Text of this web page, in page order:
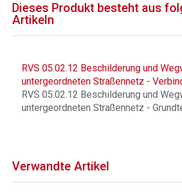
Dieses Produkt besteht aus
Artikeln
RVS 05.02.12 Beschilderung und
untergeordneten Straßennetz -
RVS 05.02.12 Beschilderung und
untergeordneten Straßennetz -
Verwandte Artikel